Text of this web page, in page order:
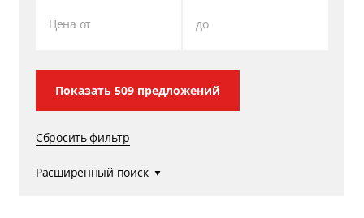
Цена от до
Показать 509 предложений
Сбросить фильтр
Расширенный поиск